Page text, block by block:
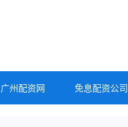
广州配资网 免息配资公司